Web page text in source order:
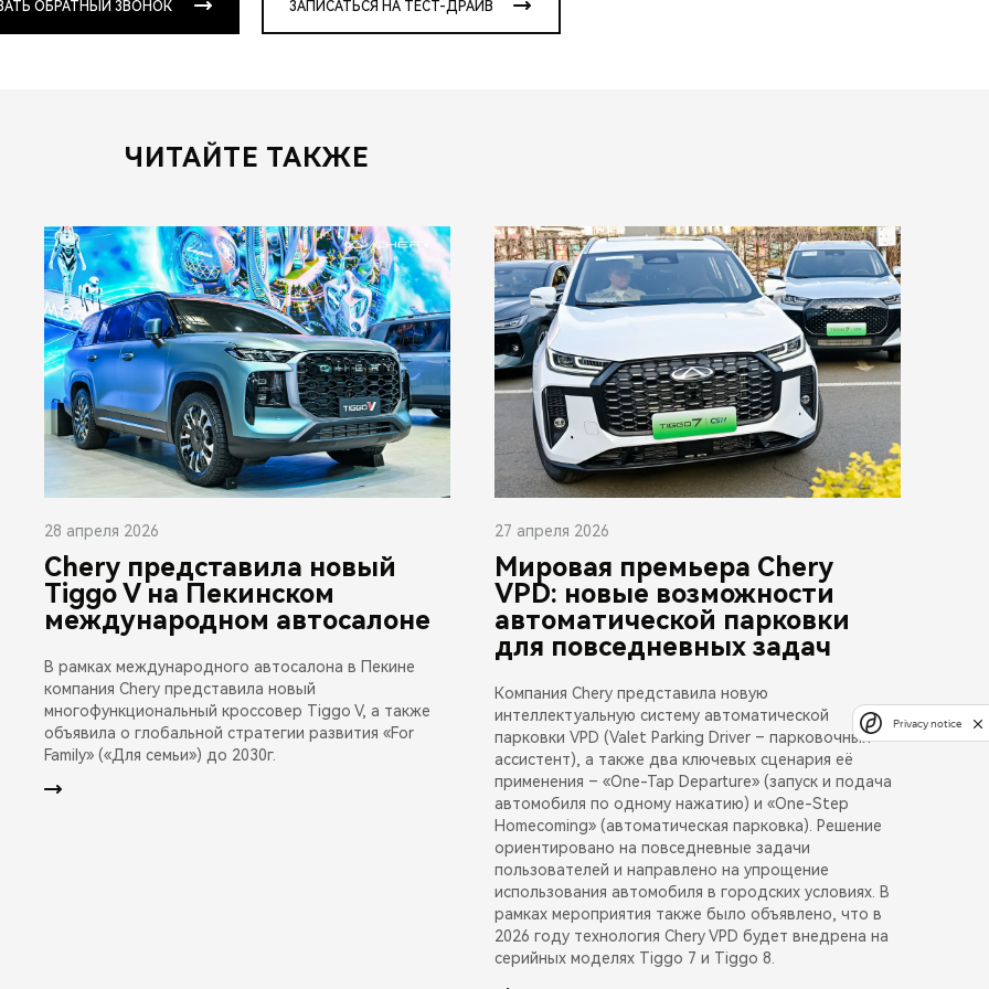
ОБРАТНЫЙ ЗВОНОК ЗАПИСАТЬСЯ НА ТЕСТ-ДРАЙВ
ЧИТАЙТЕ ТАКЖЕ
28 апреля 2026
Chery представила новый
Tiggo V на Пекинском
международном автосалоне
В рамках международного автосалона в Пекине
компания Chery представила новый
многофункциональный кроссовер Tiggo V, а также
объявила о глобальной стратегии развития «For
Family» («Для семьи») до 2030г.
27 апреля 2026
Мировая премьера Chery
VPD: новые возможности
автоматической парковки
для повседневных задач
Компания Chery представила новую
интеллектуальную систему автоматической
парковки VPD (Valet Parking Driver – парковочный
ассистент), а также два ключевых сценария её
применения – «One-Tap Departure» (запуск и подача
автомобиля по одному нажатию) и «One-Step
Homecoming» (автоматическая парковка). Решение
ориентировано на повседневные задачи
пользователей и направлено на упрощение
использования автомобиля в городских условиях. В
рамках мероприятия также было объявлено, что в
2026 году технология Chery VPD будет внедрена на
серийных моделях Tiggo 7 и Tiggo 8.
Privacy notice